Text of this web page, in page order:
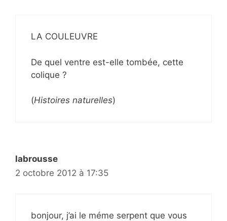
LA COULEUVRE
De quel ventre est-elle tombée, cette
colique ?
(Histoires naturelles)
labrousse
2 octobre 2012 à 17:35
bonjour, j’ai le méme serpent que vous